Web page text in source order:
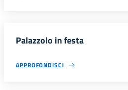
Palazzolo in festa
APPROFONDISCI